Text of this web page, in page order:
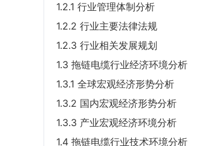
1.2.1 行业管理体制分析
1.2.2 行业主要法律法规
1.2.3 行业相关发展规划
1.3 拖链电缆行业经济环境分析
1.3.1 全球宏观经济形势分析
1.3.2 国内宏观经济形势分析
1.3.3 产业宏观经济环境分析
1.4 拖链电缆行业技术环境分析